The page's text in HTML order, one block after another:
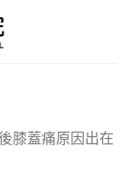
膝蓋痛原因出在